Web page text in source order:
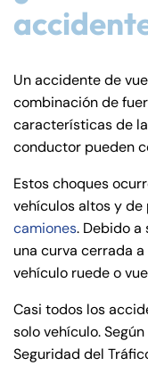
Un accidente de
combinación de
características de
conductor pueden
Estos choques
vehículos altos y de
camiones. Debido
una curva cerrada
vehículo ruede o
Casi todos los
solo vehículo.
Seguridad del